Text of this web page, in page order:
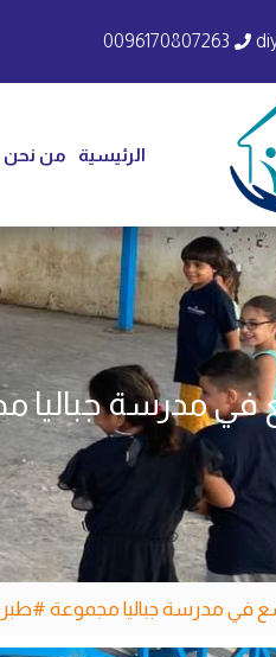
0096170807263
الرئيسية من نحن
في مدرسة جباليا
في مدرسة جباليا مجموعة